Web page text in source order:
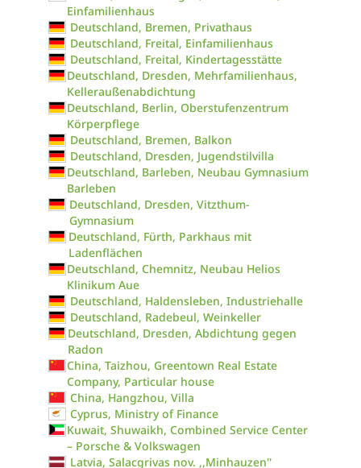
Einfamilienhaus
Deutschland, Bremen, Privathaus
Deutschland, Freital, Einfamilienhaus
Deutschland, Freital, Kindertagesstätte
Deutschland, Dresden, Mehrfamilienhaus,
Kelleraußenabdichtung
Deutschland, Berlin, Oberstufenzentrum
Körperpflege
Deutschland, Bremen, Balkon
Deutschland, Dresden, Jugendstilvilla
Deutschland, Barleben, Neubau Gymnasium
Barleben
Deutschland, Dresden, Vitzthum-
Gymnasium
Deutschland, Fürth, Parkhaus mit
Ladenflächen
Deutschland, Chemnitz, Neubau Helios
Klinikum Aue
Deutschland, Haldensleben, Industriehalle
Deutschland, Radebeul, Weinkeller
Deutschland, Dresden, Abdichtung gegen
Radon
China, Taizhou, Greentown Real Estate
Company, Particular house
China, Hangzhou, Villa
Cyprus, Ministry of Finance
Kuwait, Shuwaikh, Combined Service Center
– Porsche & Volkswagen
Latvia, Salacgrivas nov. ,,Minhauzen''